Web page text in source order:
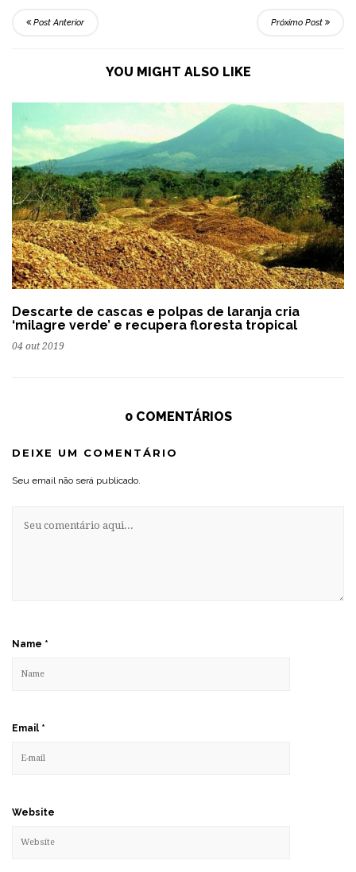
Post Anterior Próximo Post
YOU MIGHT ALSO LIKE
Descarte de cascas e polpas de laranja cria
‘milagre verde’ e recupera floresta tropical
04 out 2019
0 COMENTÁRIOS
DEIXE UM COMENTÁRIO
Seu email não será publicado.
Name *
Email *
Website